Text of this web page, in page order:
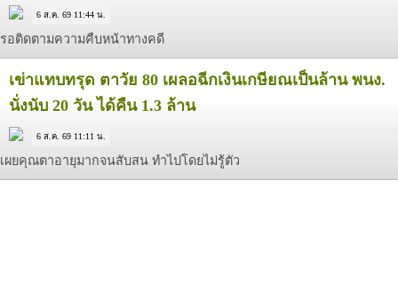
6 ส.ค. 69 11:44 น.
รอติดตามความคืบหน้าทางคดี
เข่าแทบทรุด ตาวัย 80 เผลอฉีกเงินเกษียณเป็นล้าน พนง.
นั่งนับ 20 วัน ได้คืน 1.3 ล้าน
6 ส.ค. 69 11:11 น.
เผยคุณตาอายุมากจนสับสน ทำไปโดยไม่รู้ตัว